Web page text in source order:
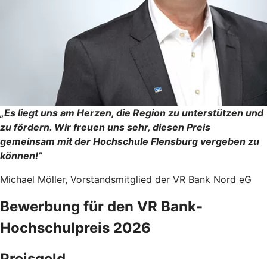
„Es liegt uns am Herzen, die Region zu unterstützen und
zu fördern. Wir freuen uns sehr, diesen Preis
gemeinsam mit der Hochschule Flensburg vergeben zu
können!”
Michael Möller, Vorstandsmitglied der VR Bank Nord eG
Bewerbung für den VR Bank-
Hochschulpreis 2026